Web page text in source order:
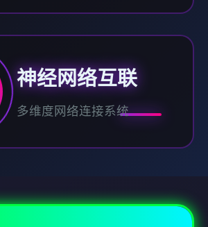
神经网络互联
多维度网络连接系统